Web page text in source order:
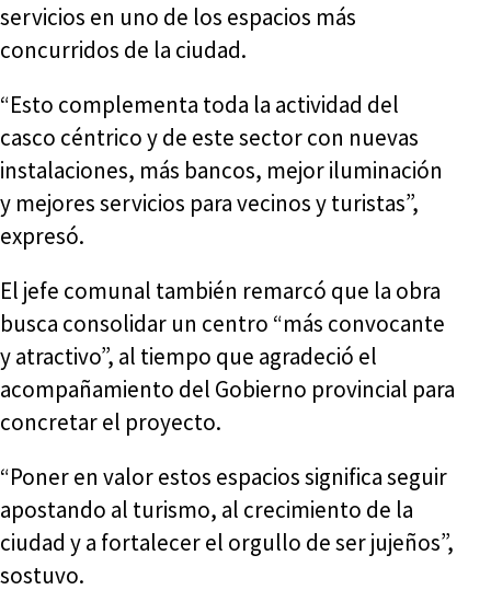
servicios en uno de los espacios más
concurridos de la ciudad.
“Esto complementa toda la actividad del
casco céntrico y de este sector con nuevas
instalaciones, más bancos, mejor iluminación
y mejores servicios para vecinos y turistas”,
expresó.
El jefe comunal también remarcó que la obra
busca consolidar un centro “más convocante
y atractivo”, al tiempo que agradeció el
acompañamiento del Gobierno provincial para
concretar el proyecto.
“Poner en valor estos espacios significa seguir
apostando al turismo, al crecimiento de la
ciudad y a fortalecer el orgullo de ser jujeños”,
sostuvo.